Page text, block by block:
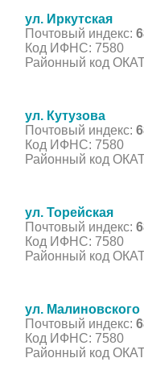
ул. Иркутская
Почтовый индекс:
Код ИФНС: 7580
Районный код
ул. Кутузова
Почтовый индекс:
Код ИФНС: 7580
Районный код
ул. Торейская
Почтовый индекс:
Код ИФНС: 7580
Районный код
ул. Малиновского
Почтовый индекс:
Код ИФНС: 7580
Районный код